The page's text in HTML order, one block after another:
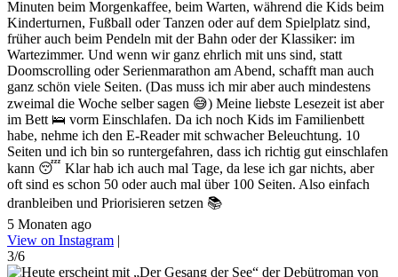
Minuten beim Morgenkaffee, beim Warten, während die Kids beim
Kinderturnen, Fußball oder Tanzen oder auf dem Spielplatz sind,
früher auch beim Pendeln mit der Bahn oder der Klassiker: im
Wartezimmer. Und wenn wir ganz ehrlich mit uns sind, statt
Doomscrolling oder Serienmarathon am Abend, schafft man auch
ganz schön viele Seiten. (Das muss ich mir aber auch mindestens
zweimal die Woche selber sagen 😅) Meine liebste Lesezeit ist aber
im Bett 🛌 vorm Einschlafen. Da ich noch Kids im Familienbett
habe, nehme ich den E-Reader mit schwacher Beleuchtung. 10
Seiten und ich bin so runtergefahren, dass ich richtig gut einschlafen
kann 😴 Klar hab ich auch mal Tage, da lese ich gar nichts, aber
oft sind es schon 50 oder auch mal über 100 Seiten. Also einfach
dranbleiben und Priorisieren setzen 📚
5 Monaten ago
View on Instagram |
3/6